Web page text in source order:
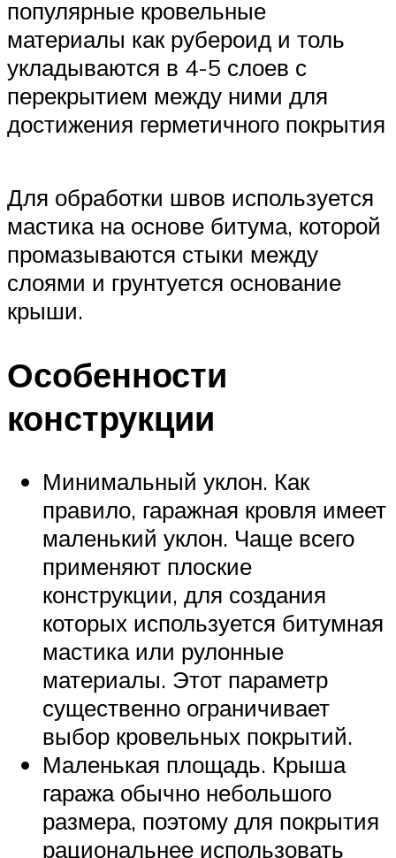
популярные кровельные
материалы как рубероид и толь
укладываются в 4-5 слоев с
перекрытием между ними для
достижения герметичного покрытия
Для обработки швов используется
мастика на основе битума, которой
промазываются стыки между
слоями и грунтуется основание
крыши.
Особенности
конструкции
Минимальный уклон. Как
правило, гаражная кровля имеет
маленький уклон. Чаще всего
применяют плоские
конструкции, для создания
которых используется битумная
мастика или рулонные
материалы. Этот параметр
существенно ограничивает
выбор кровельных покрытий.
Маленькая площадь. Крыша
гаража обычно небольшого
размера, поэтому для покрытия
рациональнее использовать